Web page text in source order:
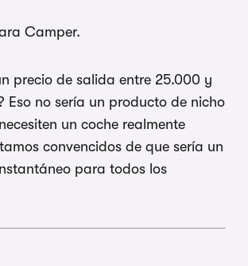
Camper.
precio de salida entre 25.000 y
Eso no sería un producto de nicho
un coche realmente
convencidos de que sería un
para todos los